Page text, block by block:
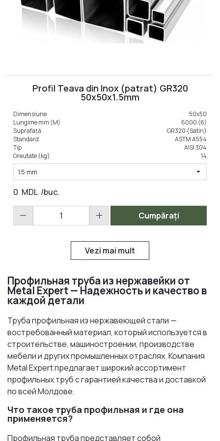
Profil Teava din Inox (patrat) GR320
50x50x1.5mm
Dimensiune
50x50
Lungime mm (M)
6000 (6)
Suprafață
GR320 (Satin)
Standard
ASTM A554
Tip
AISI 304
Greutate (kg)
14
1.5 mm arrow_drop_down
0 MDL /buc.
remove add Cumpărați
Vezi mai mult
Профильная труба из нержавейки от
Metal Expert — Надежность и качество в
каждой детали
Труба профильная из нержавеющей стали —
востребованный материал, который используется в
строительстве, машиностроении, производстве
мебели и других промышленных отраслях. Компания
Metal Expert предлагает широкий ассортимент
профильных труб с гарантией качества и доставкой
по всей Молдове.
Что такое труба профильная и где она
применяется?
Профильная труба представляет собой